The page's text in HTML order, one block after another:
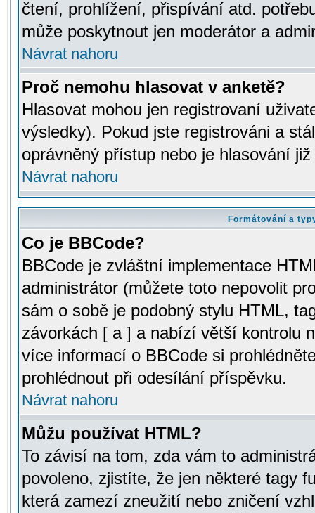
čtení, prohlížení, přispívání atd.
může poskytnout jen moderátor a
Návrat nahoru
Proč nemohu hlasovat v anketě?
Hlasovat mohou jen registrovaní
výsledky). Pokud jste registrováni a
oprávněný přístup nebo je hlasování
Návrat nahoru
Formátování a
Co je BBCode?
BBCode je zvláštní implementace
administrátor (můžete toto nepovolit
sám o sobě je podobný stylu HTML,
závorkách [ a ] a nabízí větší kontrolu
více informací o BBCode si
prohlédnout při odesílání příspěvku.
Návrat nahoru
Můžu používat HTML?
To závisí na tom, zda vám to
povoleno, zjistíte, že jen některé tagy
která zamezí zneužití nebo zničení